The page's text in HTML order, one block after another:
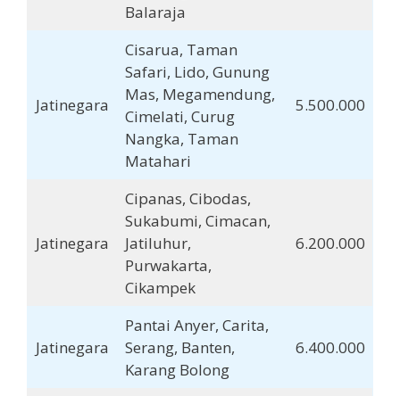
Balaraja
Jatinegara
Cisarua, Taman
Safari, Lido, Gunung
Mas, Megamendung,
Cimelati, Curug
Nangka, Taman
Matahari
5.500.000
Jatinegara
Cipanas, Cibodas,
Sukabumi, Cimacan,
Jatiluhur,
Purwakarta,
Cikampek
6.200.000
Jatinegara
Pantai Anyer, Carita,
Serang, Banten,
Karang Bolong
6.400.000